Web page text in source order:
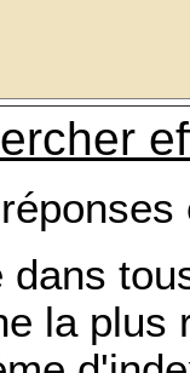
dans
la plus